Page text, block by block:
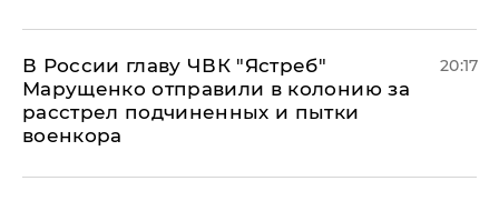
В России главу ЧВК "Ястреб"
Марущенко отправили в колонию за
расстрел подчиненных и пытки
военкора
20:17